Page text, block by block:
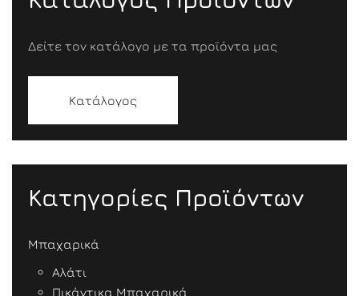
Δείτε τον κατάλογο με τα προϊόντα μας
Κατάλογος
Κατηγορίες Προϊόντων
Μπαχαρικά
Αλάτι
Πικάντικα Μπαχαρικά